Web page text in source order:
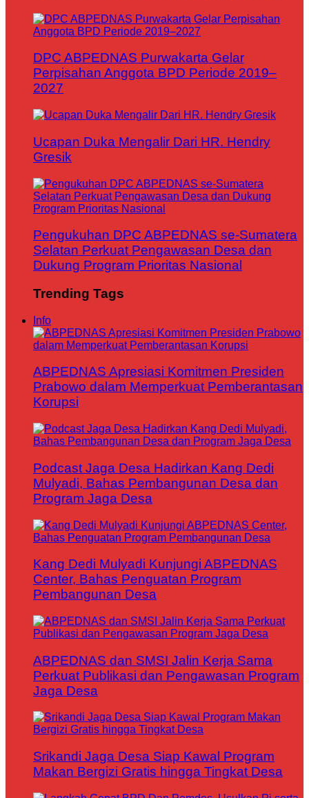
DPC ABPEDNAS Purwakarta Gelar
Perpisahan Anggota BPD Periode 2019–
2027
Ucapan Duka Mengalir Dari HR. Hendry
Gresik
Pengukuhan DPC ABPEDNAS se-Sumatera
Selatan Perkuat Pengawasan Desa dan
Dukung Program Prioritas Nasional
Trending Tags
Info
ABPEDNAS Apresiasi Komitmen Presiden
Prabowo dalam Memperkuat Pemberantasan
Korupsi
Podcast Jaga Desa Hadirkan Kang Dedi
Mulyadi, Bahas Pembangunan Desa dan
Program Jaga Desa
Kang Dedi Mulyadi Kunjungi ABPEDNAS
Center, Bahas Penguatan Program
Pembangunan Desa
ABPEDNAS dan SMSI Jalin Kerja Sama
Perkuat Publikasi dan Pengawasan Program
Jaga Desa
Srikandi Jaga Desa Siap Kawal Program
Makan Bergizi Gratis hingga Tingkat Desa